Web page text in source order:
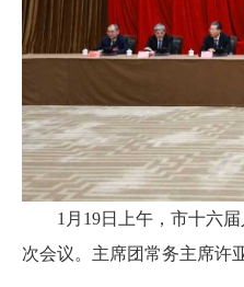
1月19日上午，市十六
次会议。主席团常务主席许